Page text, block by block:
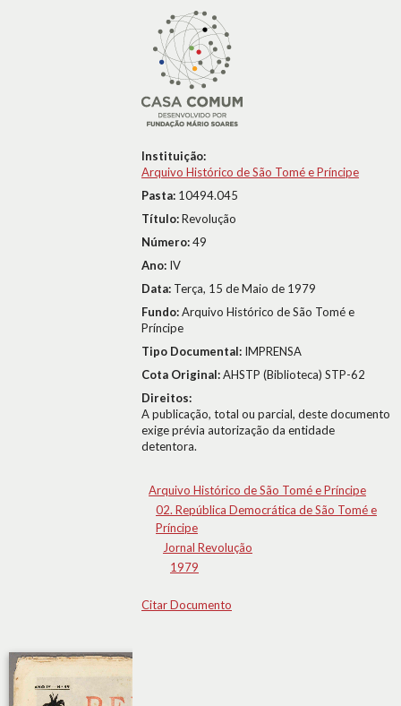
Instituição:
Arquivo Histórico de São Tomé e Príncipe
Pasta: 10494.045
Título:Revolução
Número:49
Ano: IV
Data: Terça, 15 de Maio de 1979
Fundo:Arquivo Histórico de São Tomé e
Príncipe
Tipo Documental: IMPRENSA
Cota Original:AHSTP (Biblioteca) STP-62
Direitos:
A publicação, total ou parcial, deste documento
exige prévia autorização da entidade
detentora.
Arquivo Histórico de São Tomé e Príncipe
02. República Democrática de São Tomé e
Príncipe
Jornal Revolução
1979
Citar Documento